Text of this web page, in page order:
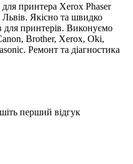
принтера Xerox Рhaser
Якісно та швидко
для принтерів. Виконуємо
Brother, Xerox, Oki,
Ремонт та діагностика
перший відгук